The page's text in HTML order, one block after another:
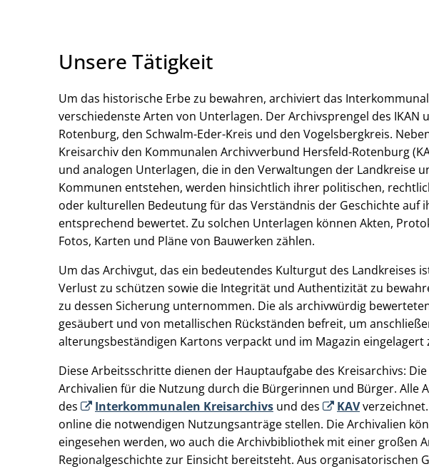
Unsere Tätigkeit
Um das historische Erbe zu bewahren, archiviert das
verschiedenste Arten von Unterlagen. Der Archivsprengel des IKAN
Rotenburg, den Schwalm-Eder-Kreis und den Vogelsbergkreis.
Kreisarchiv den Kommunalen Archivverbund Hersfeld-Rotenburg
und analogen Unterlagen, die in den Verwaltungen der Landkreise
Kommunen entstehen, werden hinsichtlich ihrer politischen,
oder kulturellen Bedeutung für das Verständnis der Geschichte auf
entsprechend bewertet. Zu solchen Unterlagen können Akten,
Fotos, Karten und Pläne von Bauwerken zählen.
Um das Archivgut, das ein bedeutendes Kulturgut des Landkreises
Verlust zu schützen sowie die Integrität und Authentizität zu
zu dessen Sicherung unternommen. Die als archivwürdig
gesäubert und von metallischen Rückständen befreit, um
alterungsbeständigen Kartons verpackt und im Magazin eingelagert
Diese Arbeitsschritte dienen der Hauptaufgabe des Kreisarchivs:
Archivalien für die Nutzung durch die Bürgerinnen und Bürger. Alle
des
Interkommunalen Kreisarchivs und des KAV
online die notwendigen Nutzungsanträge stellen. Die Archivalien
eingesehen werden, wo auch die Archivbibliothek mit einer großen
Regionalgeschichte zur Einsicht bereitsteht. Aus organisatorischen